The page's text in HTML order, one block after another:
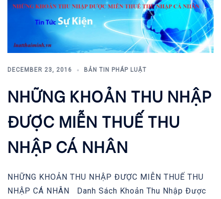
DECEMBER 23, 2016 BẢN TIN PHÁP LUẬT
NHỮNG KHOẢN THU NHẬP
ĐƯỢC MIỄN THUẾ THU
NHẬP CÁ NHÂN
NHỮNG KHOẢN THU NHẬP ĐƯỢC MIỄN THUẾ THU
NHẬP CÁ NHÂN Danh Sách Khoản Thu Nhập Được